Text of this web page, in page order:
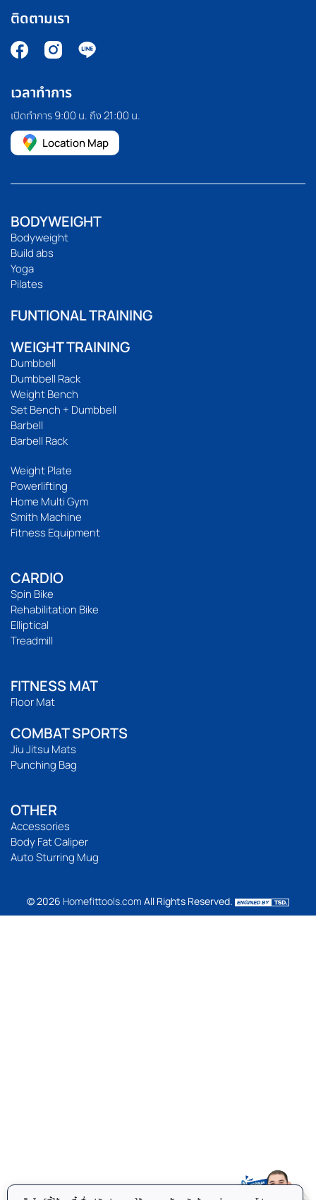
ติดตามเรา
เวลาทำการ
เปิดทำการ 9:00 น. ถึง 21:00 น.
Location Map
BODYWEIGHT
Bodyweight
Build abs
Yoga
Pilates
FUNTIONAL TRAINING
WEIGHT TRAINING
Dumbbell
Dumbbell Rack
Weight Bench
Set Bench + Dumbbell
Barbell
Barbell Rack
Weight Plate
Powerlifting
Home Multi Gym
Smith Machine
Fitness Equipment
CARDIO
Spin Bike
Rehabilitation Bike
Elliptical
Treadmill
FITNESS MAT
Floor Mat
COMBAT SPORTS
Jiu Jitsu Mats
Punching Bag
OTHER
Accessories
Body Fat Caliper
Auto Sturring Mug
© 2026 Homefittools.com All Rights Reserved.